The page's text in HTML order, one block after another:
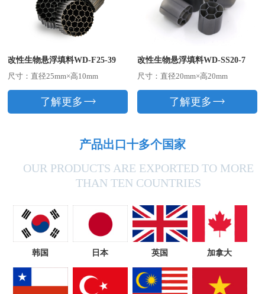
改性生物悬浮填料WD-F25-39
尺寸：直径25mm×高10mm
了解更多
改性生物悬浮填料WD-SS20-7
尺寸：直径20mm×高20mm
了解更多
产品出口十多个国家
OUR PRODUCTS ARE EXPORTED TO MORE
THAN TEN COUNTRIES
韩国 日本 英国 加拿大